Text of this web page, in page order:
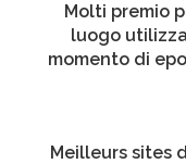
Molti premio
luogo
momento di
Meilleurs sites